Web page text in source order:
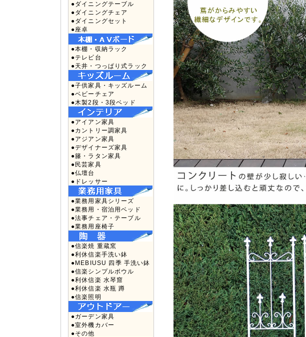
●ダイニングテーブル
●ダイニングチェア
●ダイニングセット
●座卓
●本棚・収納ラック
●テレビ台
●天井・つっぱり式ラック
●子供家具・キッズルーム
●ベビーチェア
●木製2段・3段ベッド
●アイアン家具
●カントリー調家具
●アジアン家具
●デザイナーズ家具
●籐・ラタン家具
●民芸家具
●仏壇台
●ドレッサー
●業務用家具シリーズ
●業務用・宿泊用ベッド
●法事チェア・テーブル
●業務用座椅子
●信楽焼 重蔵窯
●利休信楽手洗い鉢
●MEBIUSU 四季 手洗い鉢
●信楽シンプルボウル
●利休信楽 水琴窟
●利休信楽 水瓶 蹲
●信楽照明
●ガーデン家具
●室外機カバー
●その他